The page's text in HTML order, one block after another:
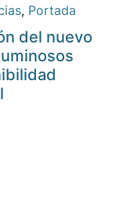
, Portada
del nuevo